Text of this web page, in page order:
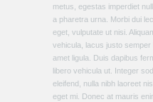
metus, egestas imperdiet
a pharetra urna. Morbi dui
eget, vulputate ut nisi.
vehicula, lacus justo
amet ligula. Duis dapibus
libero vehicula ut. Integer
eleifend, nulla nibh laoreet
eget mi. Donec at mauris